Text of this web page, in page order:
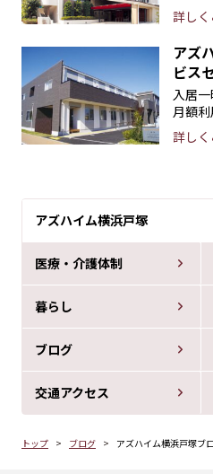
アズハイム横浜戸塚
医療・介護体制
暮らし
ブログ
交通アクセス
トップ ブログ アズハイム横浜戸塚ブ
詳し
アズ
ビス
入居
月額
詳し